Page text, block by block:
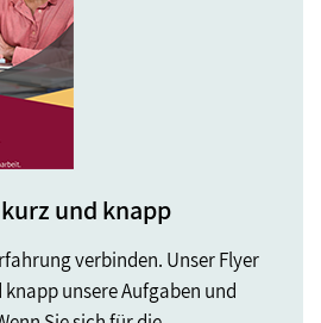
und knapp
verbinden. Unser Flyer
unsere Aufgaben und